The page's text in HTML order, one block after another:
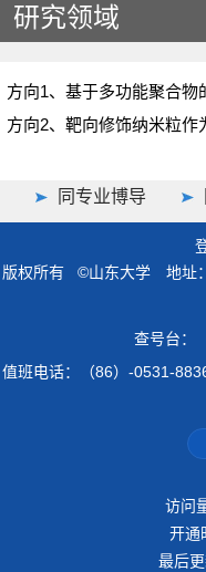
研究领域
方向1、基于多功能聚合物
方向2、靶向修饰纳米粒作
同专业博导
版权所有 ©山东大学 地址
查号台：
值班电话：（86）-0531-
访问
开通
最后更